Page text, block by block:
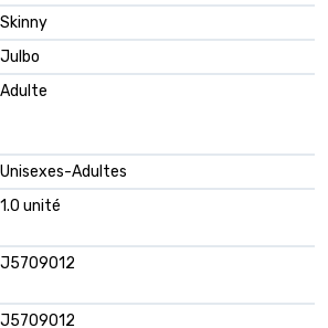
Skinny
Julbo
Adulte
Unisexes-Adultes
1.0 unité
J5709012
J5709012